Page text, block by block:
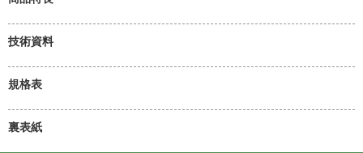
技術資料
規格表
裏表紙